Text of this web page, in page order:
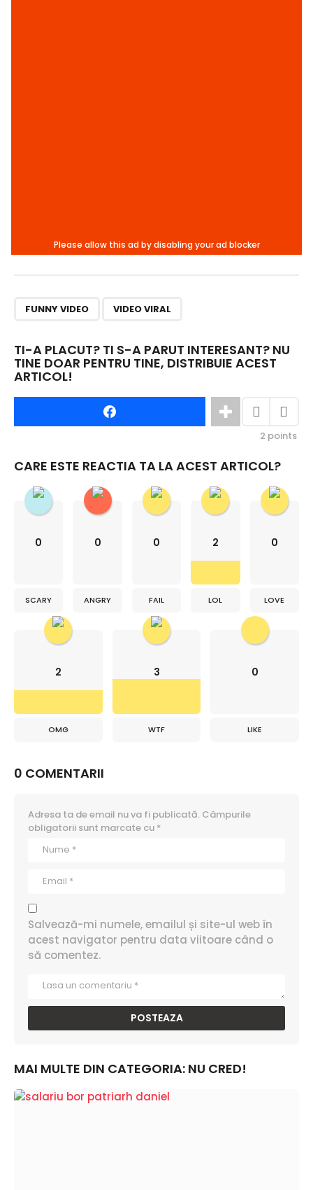
FUNNY VIDEO VIDEO VIRAL
TI-A PLACUT? TI S-A PARUT INTERESANT? NU
TINE DOAR PENTRU TINE, DISTRIBUIE ACEST
ARTICOL!
2 points
CARE ESTE REACTIA TA LA ACEST ARTICOL?
0
SCARY
0
ANGRY
0
FAIL
2
LOL
0
LOVE
2
OMG
3
WTF
0
LIKE
0 COMENTARII
Adresa ta de email nu va fi publicată. Câmpurile
obligatorii sunt marcate cu *
Salvează-mi numele, emailul și site-ul web în
acest navigator pentru data viitoare când o
să comentez.
MAI MULTE DIN CATEGORIA: NU CRED!